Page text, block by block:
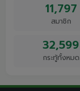
11,797
สมาชิก
32,599
กระทู้ทั้งหมด